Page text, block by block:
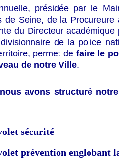
présidée par le
de Seine, de la Procureure
du Directeur académique
de la police
permet de faire le
de notre Ville.
nous avons structuré
sécurité
prévention englobant